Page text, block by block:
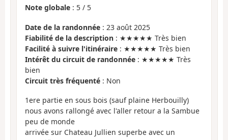
Note globale : 5 / 5
Date de la randonnée : 23 août 2025
Fiabilité de la description : ★★★★★ Très bien
Facilité à suivre l'itinéraire : ★★★★★ Très bien
Intérêt du circuit de randonnée : ★★★★★ Très
bien
Circuit très fréquenté : Non
1ere partie en sous bois (sauf plaine Herbouilly)
nous avons rallongé avec l'aller retour a la Sambue
peu de monde
arrivée sur Chateau Jullien superbe avec un